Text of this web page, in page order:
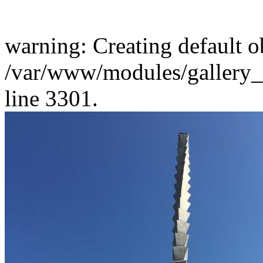
warning: Creating default
/var/www/modules/
line 3301.